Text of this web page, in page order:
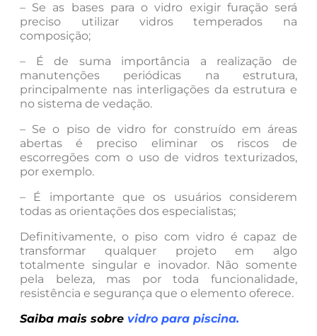
– Se as bases para o vidro exigir furação será
preciso utilizar vidros temperados na
composição;
– É de suma importância a realização de
manutenções periódicas na estrutura,
principalmente nas interligações da estrutura e
no sistema de vedação.
– Se o piso de vidro for construído em áreas
abertas é preciso eliminar os riscos de
escorregões com o uso de vidros texturizados,
por exemplo.
– É importante que os usuários considerem
todas as orientações dos especialistas;
Definitivamente, o piso com vidro é capaz de
transformar qualquer projeto em algo
totalmente singular e inovador. Não somente
pela beleza, mas por toda funcionalidade,
resistência e segurança que o elemento oferece.
Saiba mais sobre vidro para piscina.